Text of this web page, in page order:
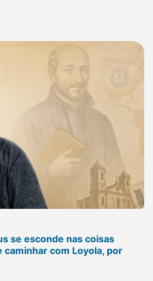
se esconde nas coisas
caminhar com Loyola, por